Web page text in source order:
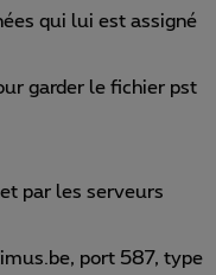
qui lui est assigné
garder le fichier pst
par les serveurs
port 587, type